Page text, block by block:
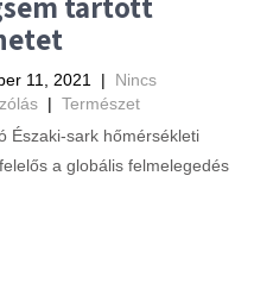
11, 2021 | Nincs
| Természet
Északi-sark hőmérsékleti
a globális felmelegedés